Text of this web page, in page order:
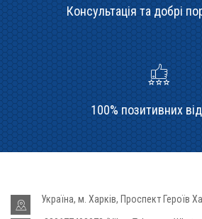
Консультація та добрі
100% позитивних
Україна, м. Харків, Проспект Героїв